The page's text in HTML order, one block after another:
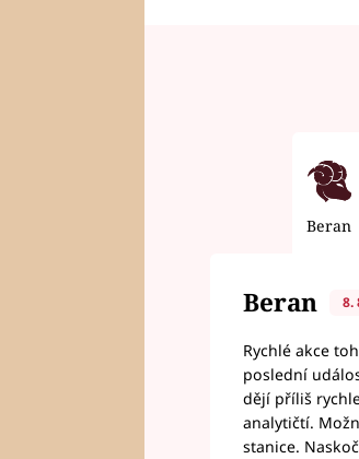
Beran
Beran 8.
Rychlé akce
poslední
dějí příliš
analytičtí.
stanice.